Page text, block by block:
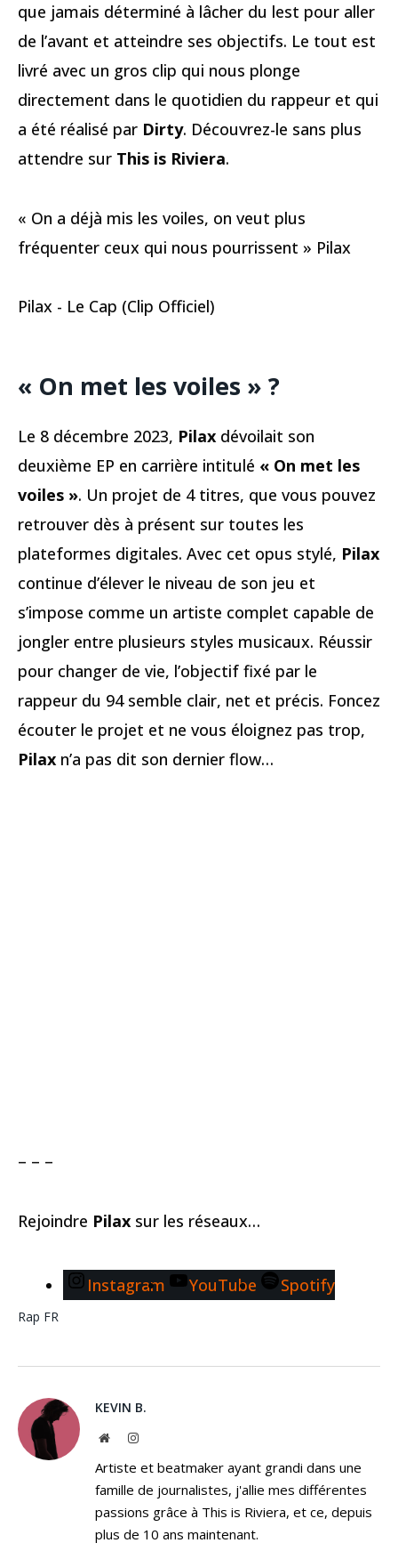
que jamais déterminé à lâcher du lest pour aller
de l’avant et atteindre ses objectifs. Le tout est
livré avec un gros clip qui nous plonge
directement dans le quotidien du rappeur et qui
a été réalisé par Dirty. Découvrez-le sans plus
attendre sur This is Riviera.
« On a déjà mis les voiles, on veut plus
fréquenter ceux qui nous pourrissent » Pilax
Pilax - Le Cap (Clip Officiel)
« On met les voiles » ?
Le 8 décembre 2023, Pilax dévoilait son
deuxième EP en carrière intitulé « On met les
voiles ». Un projet de 4 titres, que vous pouvez
retrouver dès à présent sur toutes les
plateformes digitales. Avec cet opus stylé, Pilax
continue d’élever le niveau de son jeu et
s’impose comme un artiste complet capable de
jongler entre plusieurs styles musicaux. Réussir
pour changer de vie, l’objectif fixé par le
rappeur du 94 semble clair, net et précis. Foncez
écouter le projet et ne vous éloignez pas trop,
Pilax n’a pas dit son dernier flow…
– – –
Rejoindre Pilax sur les réseaux…
Instagram YouTube Spotify
Rap FR
KEVIN B.
WebsiteInstagram
Artiste et beatmaker ayant grandi dans une
famille de journalistes, j'allie mes différentes
passions grâce à This is Riviera, et ce, depuis
plus de 10 ans maintenant.